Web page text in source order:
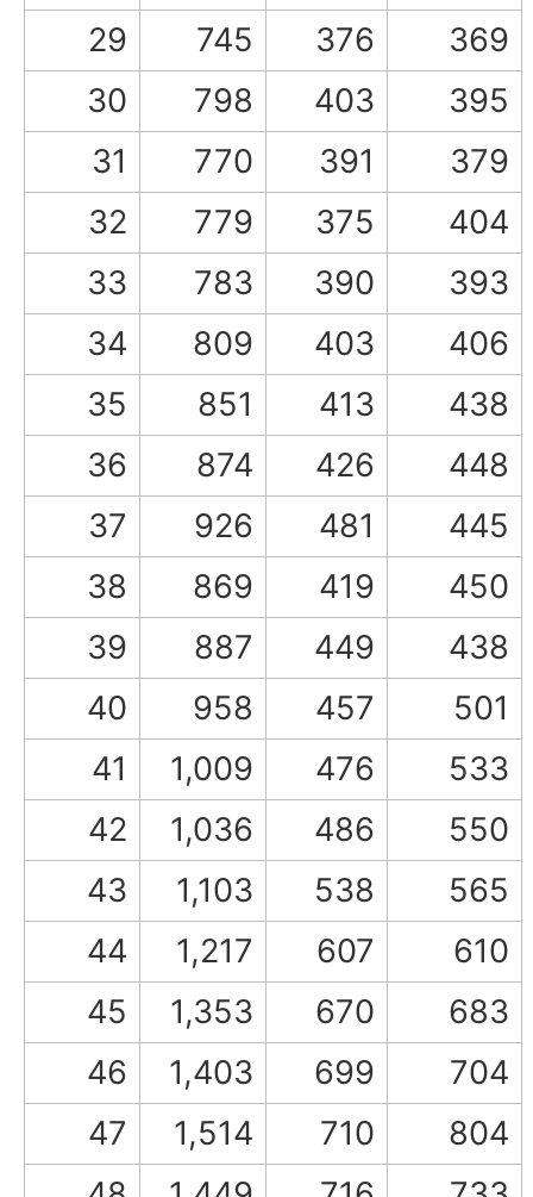
29 745 376
369
30
798 403
395
31
770 391
379
32
779 375
404
33
783 390
393
34
809 403
406
35
851 413
438
36
874 426
448
37
926 481
445
38
869 419
450
39
887 449
438
40
958 457
501
41
1,009 476
533
42
1,036 486
550
43
1,103 538
565
44
1,217 607
610
45
1,353 670
683
46
1,403 699
704
47
1,514 710
804